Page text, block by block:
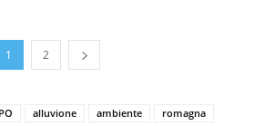
1 2
alluvione ambiente romagna